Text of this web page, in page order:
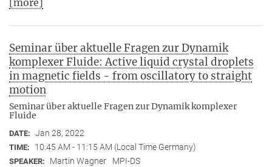
[more]
Seminar über aktuelle Fragen zur Dynamik
komplexer Fluide: Active liquid crystal droplets
in magnetic fields - from oscillatory to straight
motion
Seminar über aktuelle Fragen zur Dynamik komplexer
Fluide
DATE: Jan 28, 2022
TIME: 10:45 AM - 11:15 AM (Local Time Germany)
SPEAKER: Martin Wagner MPI-DS